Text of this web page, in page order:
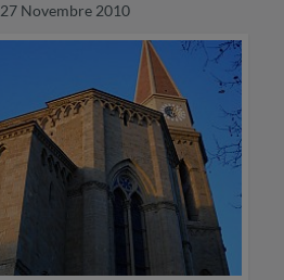
27 Novembre 2010